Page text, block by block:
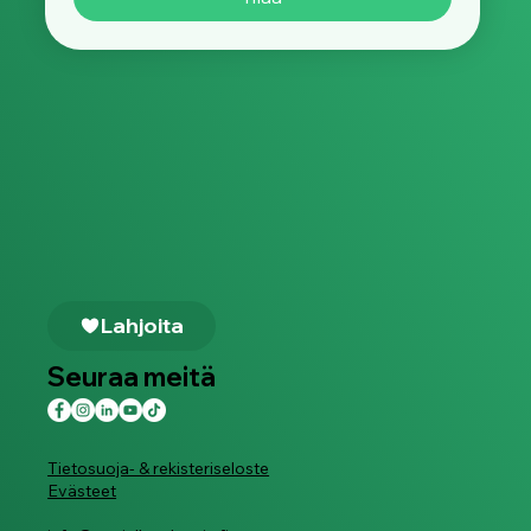
Tietosuoja- & rekisteriseloste
Evästeet
Lahjoita
Seuraa meitä